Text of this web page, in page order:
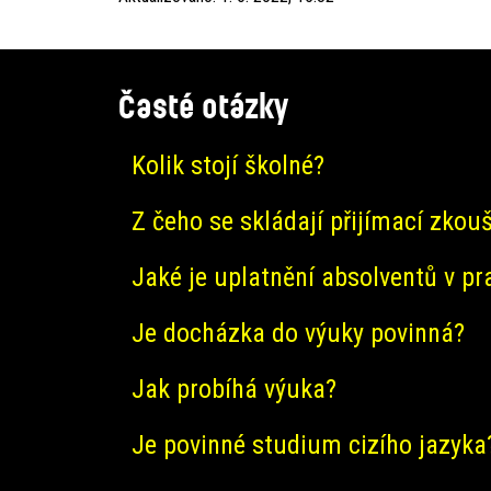
Časté otázky
Kolik stojí školné?
Z čeho se skládají přijímací
Jaké je uplatnění absolventů v
Je docházka do výuky povinná?
Jak probíhá výuka?
Je povinné studium cizího